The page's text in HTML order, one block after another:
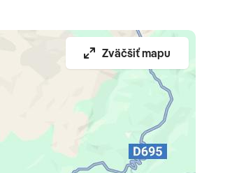
Zväčšiť mapu